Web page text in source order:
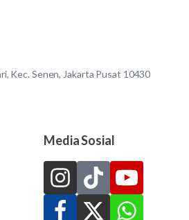
Kec. Senen, Jakarta Pusat 10430
Media Sosial